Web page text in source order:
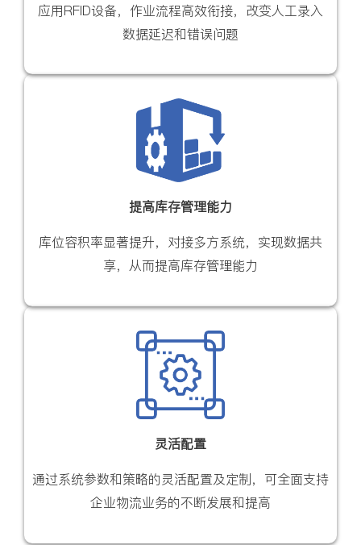
应用RFID设备，作业流程高效衔接，改变人工录入
数据延迟和错误问题
提高库存管理能力
库位容积率显著提升，对接多方系统，实现数据共
享，从而提高库存管理能力
灵活配置
通过系统参数和策略的灵活配置及定制，可全面支持
企业物流业务的不断发展和提高